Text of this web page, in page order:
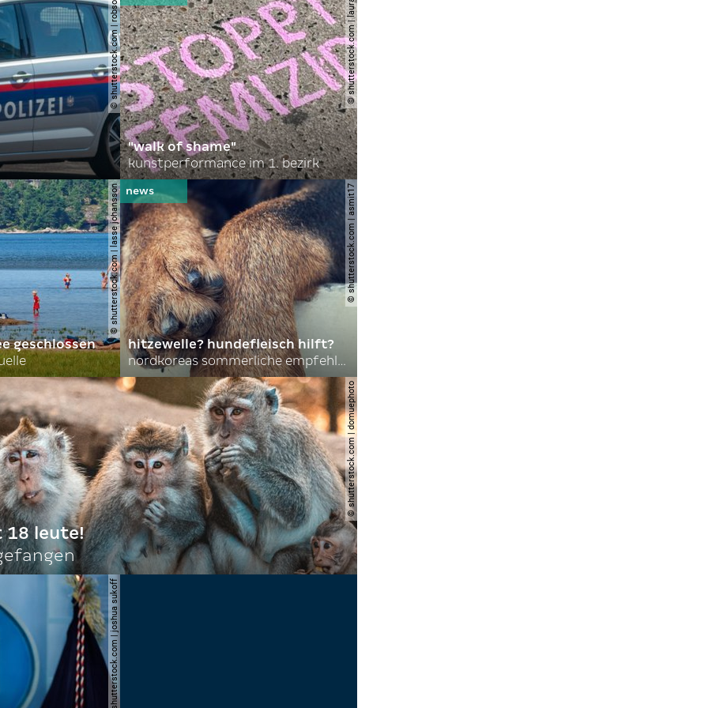
© shutterstock.com | robson90 © shutterstock.com | lauraapl
"walk of shame"
kunstperformance im 1. bezirk
© shutterstock.com | lasse johansson
geschlossen
© shutterstock.com | asmit17
hitzewelle? hundefleisch hilft?
nordkoreas sommerliche empfehlungen
© shutterstock.com | domuephoto
leute!
© shutterstock.com | joshua sukoff